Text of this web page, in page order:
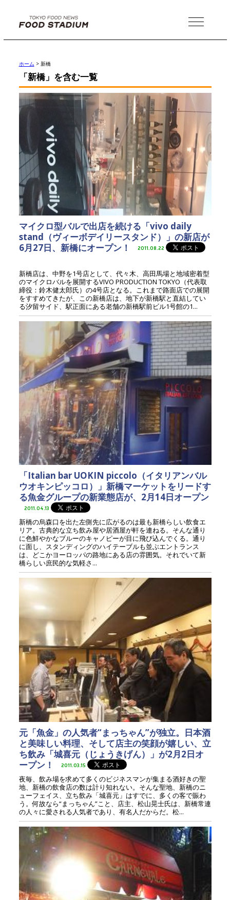
MENU
ホーム > 新橋
「新橋」を含む一覧
マイクロ型バルで出店を続ける「vivo daily
stand（ヴィーボデイリースタンド）」の新店が
6月27日、新橋にオープン！
2011.08.22
新橋店は、中野を1号店として、代々木、高田馬場と地域密着型
のマイクロバルを展開するVIVO PRODUCTION TOKYO（代表取
締役：鈴木健太郎氏）の4号店となる。これまで路面店での展開
をすすめてきたが、この新橋店は、地下が新橋駅と直結してい
る汐留サイド、駅正面にある老舗の新橋駅前ビル1号館の1...
「Italian bar UOKIN piccolo（イタリアンバル
ウオキンピッコロ）」新橋マーケットをリードす
る魚金グループの新業態店が、2月14日オープン
2011.04.13
新橋の烏森口を出た左側先に広がるのは最も新橋らしい飲食エ
リア。古典的な立ち飲み屋や居酒屋が軒を連ねる。そんな通り
に色鮮やかなブルーのキャノピーが目に飛び込んでくる。通り
に面し、スタンディングのハイテーブルも並ぶエントランス
は、どこかヨーロッパの路地にある店の雰囲気。それでいて新
橋らしい庶民的な気軽さ...
元「魚金」の人気者“まっちゃん”が独立。日本酒
と美味しい料理、そして店主の笑顔が嬉しい、立
ち飲み「城喜元（じょうきげん）」が2月2日オ
ープン！
2011.03.15
夜毎、飲み場を求めて多くのビジネスマンが集まる酒好きの聖
地、新橋の飲食店の数は計り知れない。そんな聖地、新橋のニ
ューフェイス、立ち飲み「城喜元」はすでに、多くの客で賑わ
う。何故なら“まっちゃん”こと、店主、松山晃士氏は、新橋常連
の人々に愛される人気者であり、有名人だからだ。松...